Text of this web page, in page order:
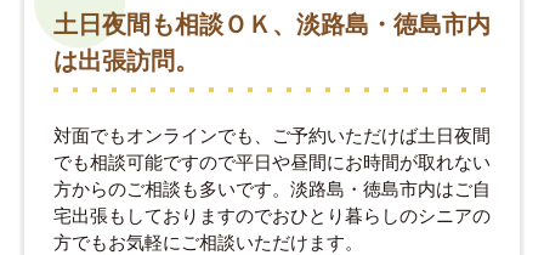
土日夜間も相談ＯＫ、淡路島・徳島市内
は出張訪問。
対面でもオンラインでも、ご予約いただけば土日夜間
でも相談可能ですので平日や昼間にお時間が取れない
方からのご相談も多いです。淡路島・徳島市内はご自
宅出張もしておりますのでおひとり暮らしのシニアの
方でもお気軽にご相談いただけます。